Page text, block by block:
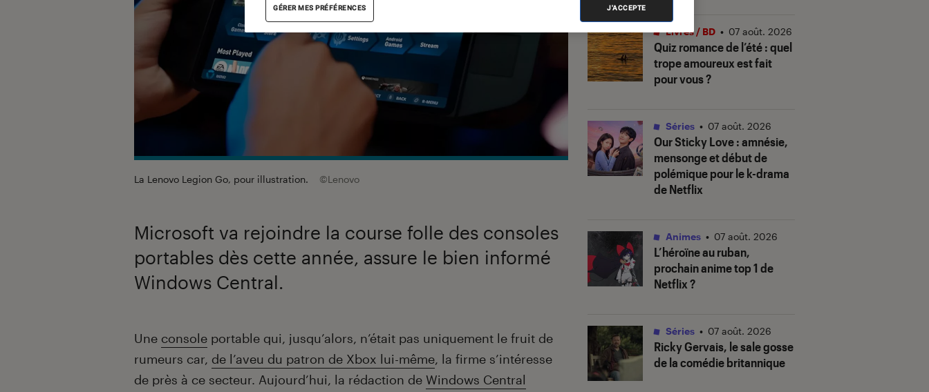
La Lenovo Legion Go, pour illustration. ©Lenovo
Microsoft va rejoindre la course folle des consoles
portables dès cette année, assure le bien informé
Windows Central.
Introduction
Une console portable qui, jusqu’alors, n’était pas uniquement le fruit de
rumeurs car, de l’aveu du patron de Xbox lui-même, la firme s’intéresse
de près à ce secteur. Aujourd’hui, la rédaction de Windows Central
Quiz romance de l’été : quel
trope amoureux est fait
pour vous ?
Livres / BD • 07 août. 2026
Our Sticky Love: amnésie,
mensonge et début de
polémique pour le k-drama
de Netflix
Séries • 07 août. 2026
L’héroïne au ruban,
prochain anime top 1 de
Netflix ?
Animes • 07 août. 2026
Ricky Gervais, le sale gosse
de la comédie britannique
Séries • 07 août. 2026
GÉRER MES PRÉFÉRENCES J'ACCEPTE